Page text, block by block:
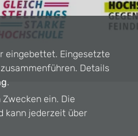
eingebettet. Eingesetzte
Details
.
ein. Die
kann jederzeit über